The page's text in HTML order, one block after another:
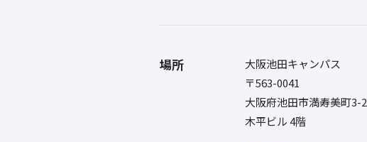
場所
大阪池田キャンパス
〒563-0041
大阪府池田市満寿美町3-2
木平ビル 4階